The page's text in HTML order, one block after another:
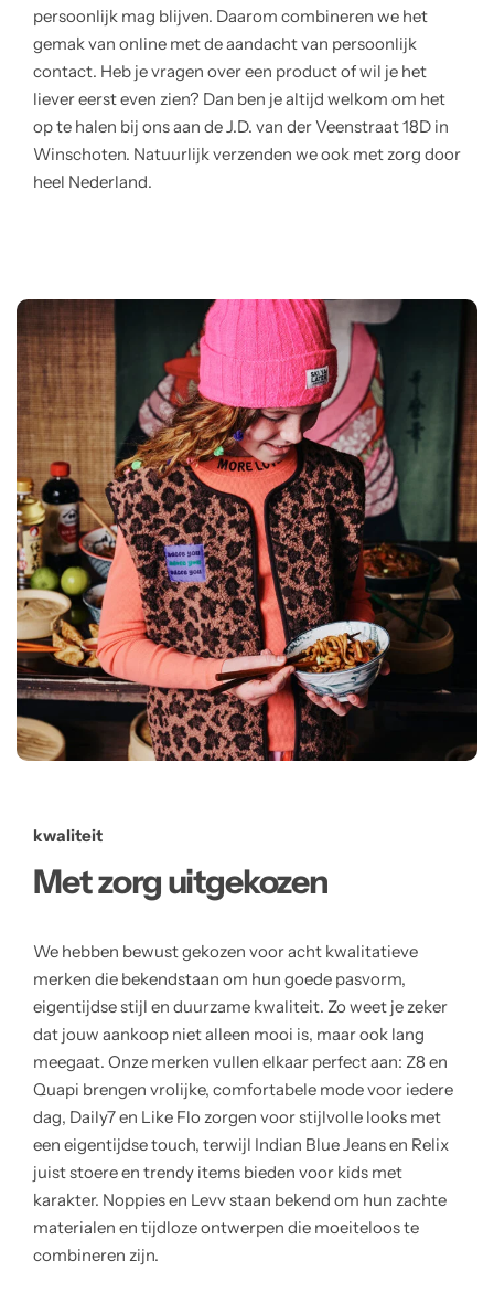
persoonlijk mag blijven. Daarom combineren we het
gemak van online met de aandacht van persoonlijk
contact. Heb je vragen over een product of wil je het
liever eerst even zien? Dan ben je altijd welkom om het
op te halen bij ons aan de J.D. van der Veenstraat 18D in
Winschoten. Natuurlijk verzenden we ook met zorg door
heel Nederland.
kwaliteit
Met zorg uitgekozen
We hebben bewust gekozen voor acht kwalitatieve
merken die bekendstaan om hun goede pasvorm,
eigentijdse stijl en duurzame kwaliteit. Zo weet je zeker
dat jouw aankoop niet alleen mooi is, maar ook lang
meegaat. Onze merken vullen elkaar perfect aan: Z8 en
Quapi brengen vrolijke, comfortabele mode voor iedere
dag, Daily7 en Like Flo zorgen voor stijlvolle looks met
een eigentijdse touch, terwijl Indian Blue Jeans en Relix
juist stoere en trendy items bieden voor kids met
karakter. Noppies en Levv staan bekend om hun zachte
materialen en tijdloze ontwerpen die moeiteloos te
combineren zijn.